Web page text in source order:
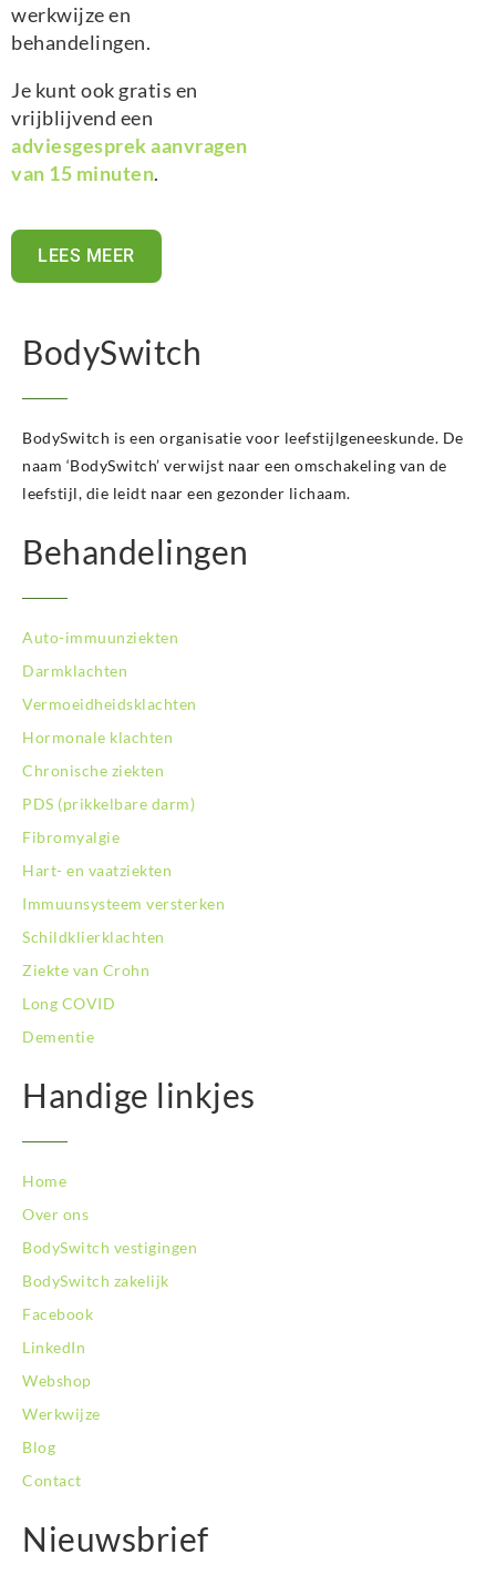
werkwijze en
behandelingen.
Je kunt ook gratis en
vrijblijvend een
adviesgesprek aanvragen
van 15 minuten.
LEES MEER
BodySwitch
BodySwitch is een organisatie voor leefstijlgeneeskunde. De
naam ‘BodySwitch’ verwijst naar een omschakeling van de
leefstijl, die leidt naar een gezonder lichaam.
Behandelingen
Auto-immuunziekten
Darmklachten
Vermoeidheidsklachten
Hormonale klachten
Chronische ziekten
PDS (prikkelbare darm)
Fibromyalgie
Hart- en vaatziekten
Immuunsysteem versterken
Schildklierklachten
Ziekte van Crohn
Long COVID
Dementie
Handige linkjes
Home
Over ons
BodySwitch vestigingen
BodySwitch zakelijk
Facebook
LinkedIn
Webshop
Werkwijze
Blog
Contact
Nieuwsbrief